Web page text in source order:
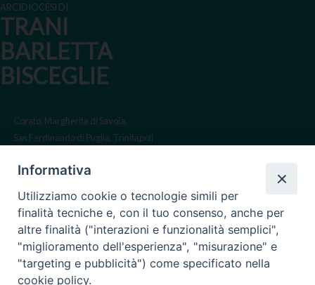
ARCIDIOCESI DI
TRANI
BARLETTA
BISCEGLIE
Corato, Margherita di Savoia,
San Ferdinando di Puglia, Trinitapoli
Sede arcivescovile suffraganea
Regione ecclesiastica Puglia
Via Beltrani, 9
76125 Trani BT
Centralino Tel. 0883 494211
Informativa
Utilizziamo cookie o tecnologie simili per
finalità tecniche e, con il tuo consenso, anche per
altre finalità ("interazioni e funzionalità semplici",
"miglioramento dell'esperienza", "misurazione" e
"targeting e pubblicità") come specificato nella
cookie policy.